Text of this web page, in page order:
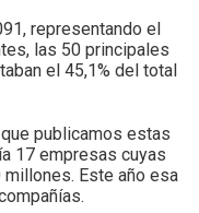
representando el
las 50 principales
el 45,1% del total
publicamos estas
17 empresas cuyas
Este año esa